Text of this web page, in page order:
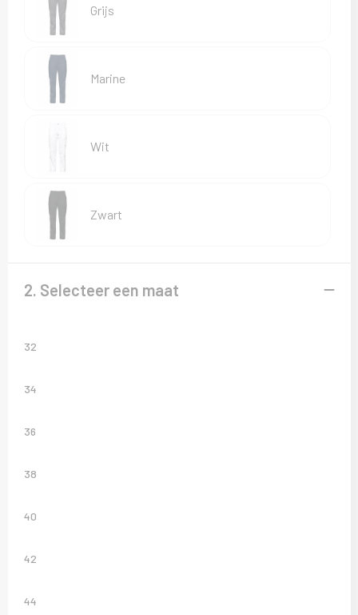
Veiligheidsvesten en Veiligheidshesjes
Vesten
Grijs
Marine
Wit
Zwart
2. Selecteer een maat
32
34
36
38
40
42
44